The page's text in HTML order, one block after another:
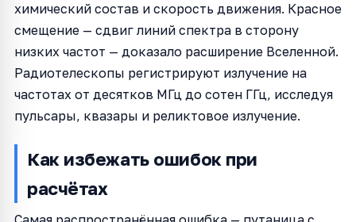
химический состав и скорость движения. Красное
смещение — сдвиг линий спектра в сторону
низких частот — доказало расширение Вселенной.
Радиотелескопы регистрируют излучение на
частотах от десятков МГц до сотен ГГц, исследуя
пульсары, квазары и реликтовое излучение.
Как избежать ошибок при
расчётах